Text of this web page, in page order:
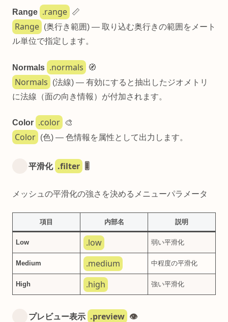
Range .range 📏
Range
(奥行き範囲) — 取り込む奥行きの範囲をメート
ル単位で指定します。
Normals .normals 🧭
Normals
(法線) — 有効にすると抽出したジオメトリ
に法線（面の向き情報）が付加されます。
Color .color 🎨
Color (色) — 色情報を属性として出力します。
平滑化 .filter 🎚️
メッシュの平滑化の強さを決めるメニューパラメータ
項目 内部名 説明
Low .low 弱い平滑化
Medium .medium 中程度の平滑化
High .high 強い平滑化
プレビュー表示 .preview 👁️